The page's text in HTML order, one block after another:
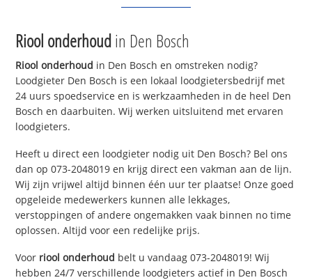
Riool onderhoudin Den Bosch
Riool onderhoud in Den Bosch en omstreken nodig?
Loodgieter Den Bosch is een lokaal loodgietersbedrijf met
24 uurs spoedservice en is werkzaamheden in de heel Den
Bosch en daarbuiten. Wij werken uitsluitend met ervaren
loodgieters.
Heeft u direct een loodgieter nodig uit Den Bosch? Bel ons
dan op 073-2048019 en krijg direct een vakman aan de lijn.
Wij zijn vrijwel altijd binnen één uur ter plaatse! Onze goed
opgeleide medewerkers kunnen alle lekkages,
verstoppingen of andere ongemakken vaak binnen no time
oplossen. Altijd voor een redelijke prijs.
Voor riool onderhoud belt u vandaag 073-2048019! Wij
hebben 24/7 verschillende loodgieters actief in Den Bosch